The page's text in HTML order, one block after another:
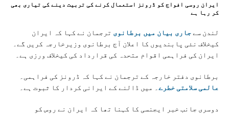
ایران روسی افواج کو ڈرونز استعمال کرنے کی تربیت دینے کی تیاری بھی
کر رہا ہے
لندن سے جاری بیان میں برطانوی ترجمان نے کہا کہ ایران
کیخلاف نئی پابندیوں کا اعلان آج برطانوی وزیرخارجہ کریں گے۔
ایران کی فراہمی اقوام متحدہ کی قرارداد کی کیخلاف ورزی ہے۔
برطانوی دفتر خارجہ کے ترجمان نے کہا کہ ڈرونز کی فراہمی۔
عالمی سلامتی خطرے ۔ میں ڈالنے کے ایرانی کردار کا ثبوت ہے۔
دوسری جانب خبر ایجنسی کا کہنا تھا کہ ایران نے روس کو